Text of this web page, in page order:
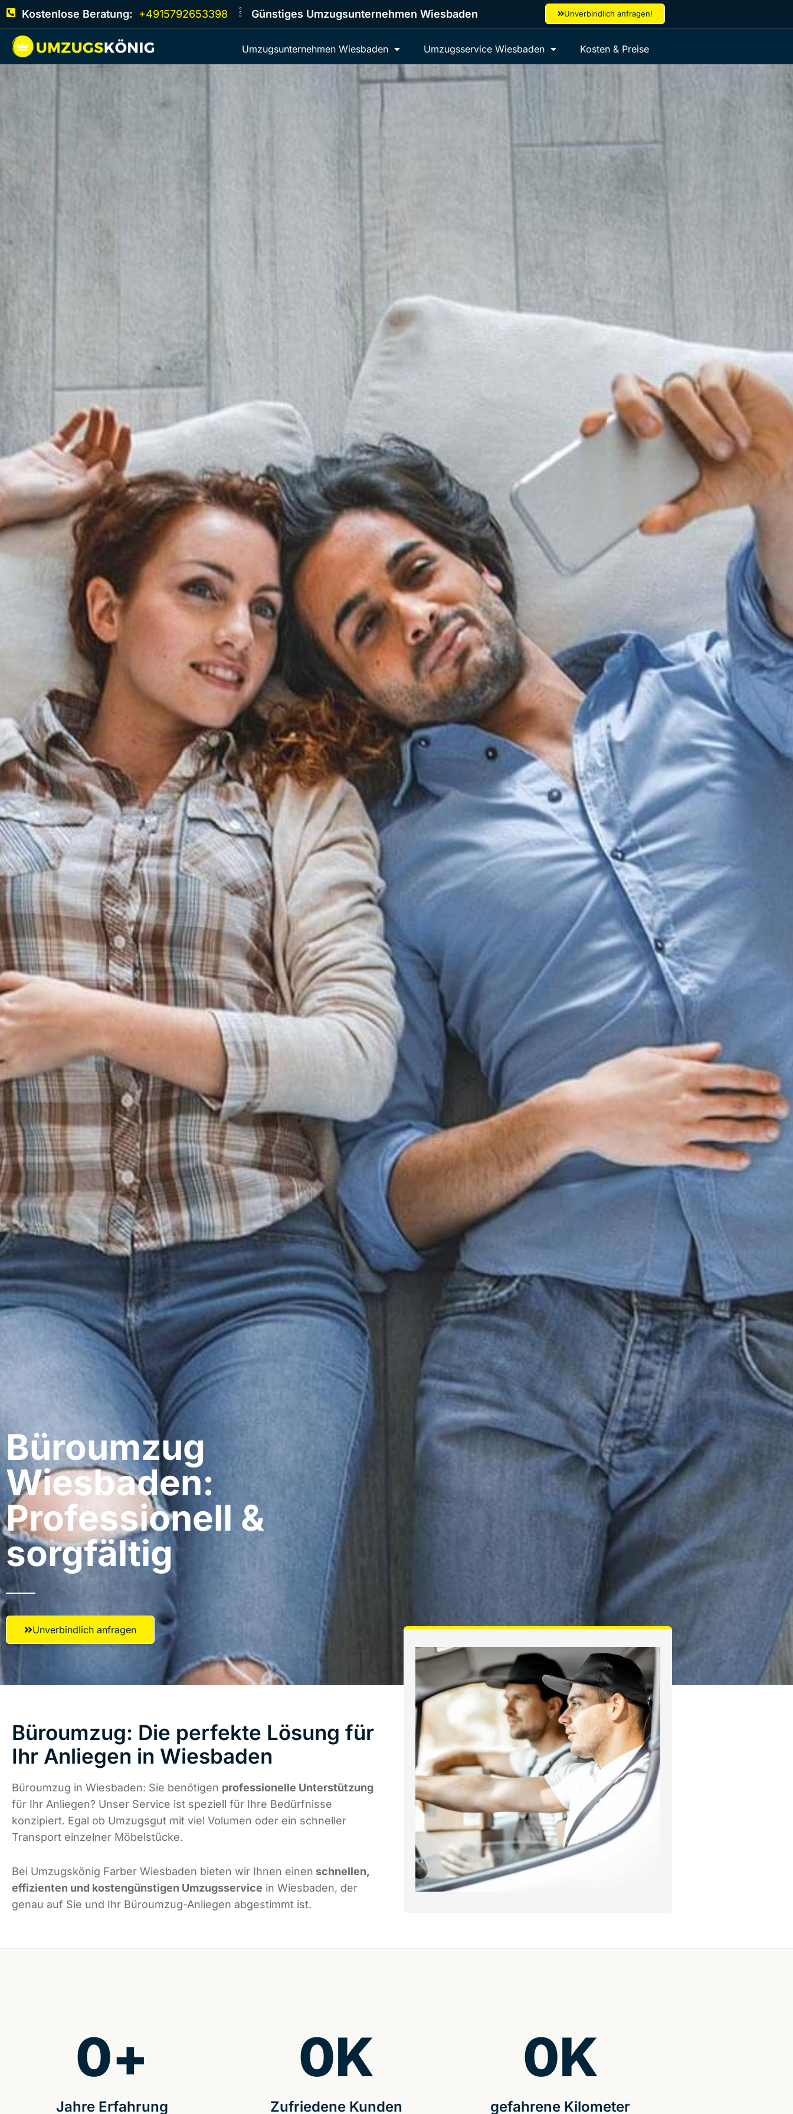
Kostenlose Beratung: +4915792653398 Günstiges Umzugsunternehmen Wiesbaden Unverbindlich anfragen!
Umzugsunternehmen Wiesbaden Umzugsservice Wiesbaden Kosten & Preise
Büroumzug
Wiesbaden:
Professionell &
sorgfältig
Unverbindlich anfragen
Büroumzug: Die perfekte Lösung für
Ihr Anliegen in Wiesbaden
Büroumzug in Wiesbaden: Sie benötigen professionelle Unterstützung
für Ihr Anliegen? Unser Service ist speziell für Ihre Bedürfnisse
konzipiert. Egal ob Umzugsgut mit viel Volumen oder ein schneller
Transport einzelner Möbelstücke.
Bei Umzugskönig Farber Wiesbaden bieten wir Ihnen einen schnellen,
effizienten und kostengünstigen Umzugsservice in Wiesbaden, der
genau auf Sie und Ihr Büroumzug-Anliegen abgestimmt ist.
Jahre Erfahrung
0+
Zufriedene Kunden
0K
gefahrene Kilometer
0K